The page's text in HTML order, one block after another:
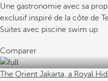
Une gastronomie avec sa
exclusif inspiré de la côte de
Suites avec piscine swim up
Comparer
The Orient Jakarta, a Royal